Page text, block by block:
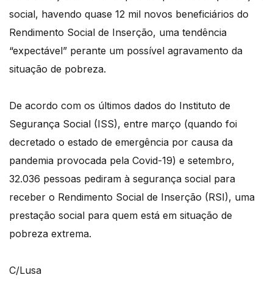
social, havendo quase 12 mil novos beneficiários do
Rendimento Social de Inserção, uma tendência
“expectável” perante um possível agravamento da
situação de pobreza.
De acordo com os últimos dados do Instituto de
Segurança Social (ISS), entre março (quando foi
decretado o estado de emergência por causa da
pandemia provocada pela Covid-19) e setembro,
32.036 pessoas pediram à segurança social para
receber o Rendimento Social de Inserção (RSI), uma
prestação social para quem está em situação de
pobreza extrema.
C/Lusa